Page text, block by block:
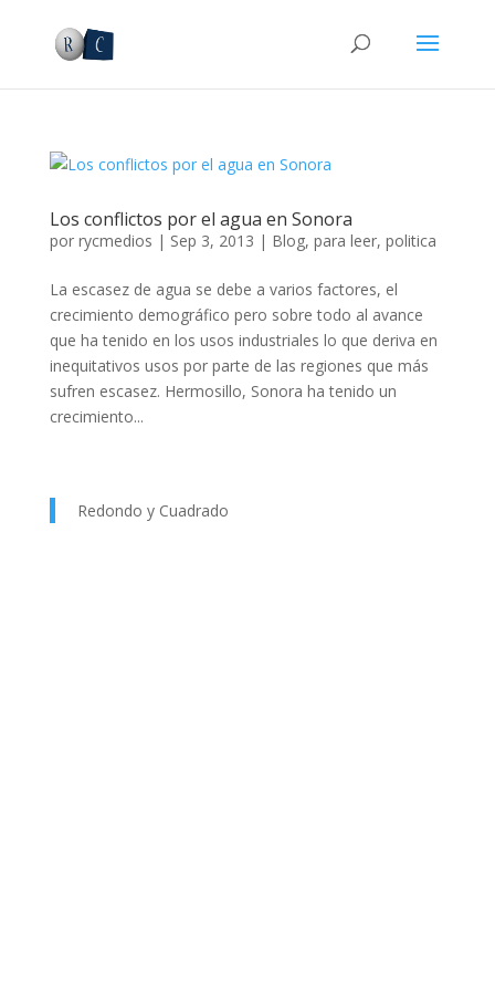
Los conflictos por el agua en Sonora
por rycmedios | Sep 3, 2013 | Blog, para leer, politica
La escasez de agua se debe a varios factores, el
crecimiento demográfico pero sobre todo al avance
que ha tenido en los usos industriales lo que deriva en
inequitativos usos por parte de las regiones que más
sufren escasez. Hermosillo, Sonora ha tenido un
crecimiento...
Redondo y Cuadrado